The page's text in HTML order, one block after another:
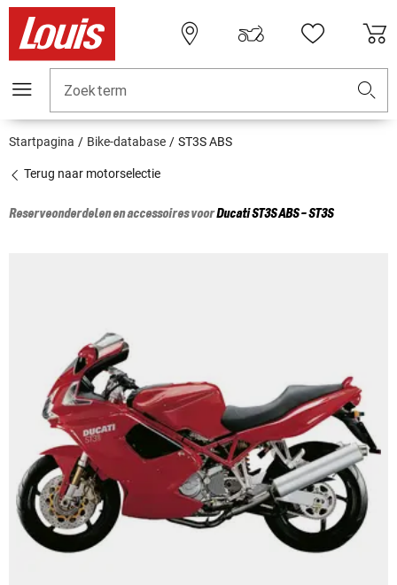
Zoekterm
Startpagina Bike-database ST3S ABS
Terug naar motorselectie
Reserveonderdelen en accessoires voorDucatiST3S ABS - ST3S